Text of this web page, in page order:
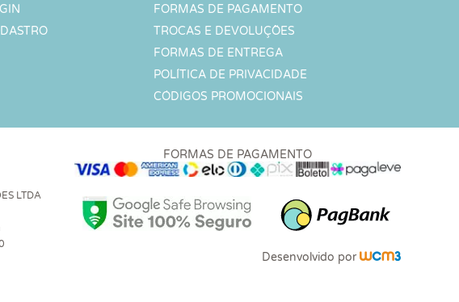
FORMAS DE PAGAMENTO
TROCAS E DEVOLUÇÕES
FORMAS DE ENTREGA
POLÍTICA DE PRIVACIDADE
CÓDIGOS PROMOCIONAIS
LTDA
FORMAS DE PAGAMENTO
Desenvolvido por